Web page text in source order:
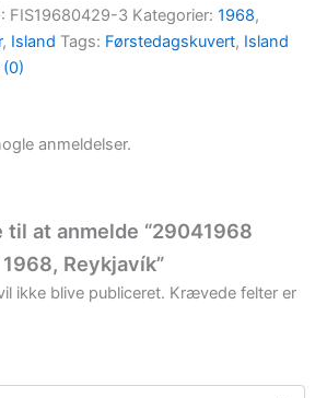
FIS19680429-3 Kategorier: 1968,
, Island Tags: Førstedagskuvert, Island
anmeldelser.
at anmelde “29041968
Reykjavík”
ikke blive publiceret. Krævede felter er